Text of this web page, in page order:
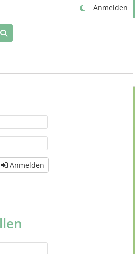
Anmelden
Anmelden